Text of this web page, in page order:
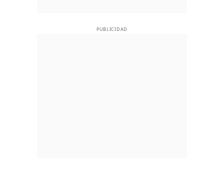
PUBLICIDAD